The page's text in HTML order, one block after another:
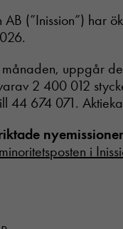
(”Inission”) har
uppgår
2 400 012
44 674 071.
i